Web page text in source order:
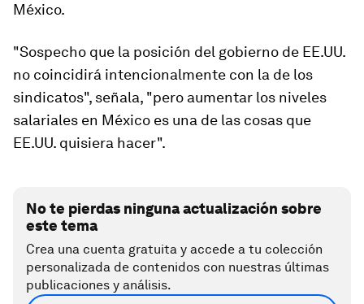
México.
"Sospecho que la posición del gobierno de EE.UU.
no coincidirá intencionalmente con la de los
sindicatos", señala, "pero aumentar los niveles
salariales en México es una de las cosas que
EE.UU. quisiera hacer".
No te pierdas ninguna actualización sobre
este tema
Crea una cuenta gratuita y accede a tu colección
personalizada de contenidos con nuestras últimas
publicaciones y análisis.